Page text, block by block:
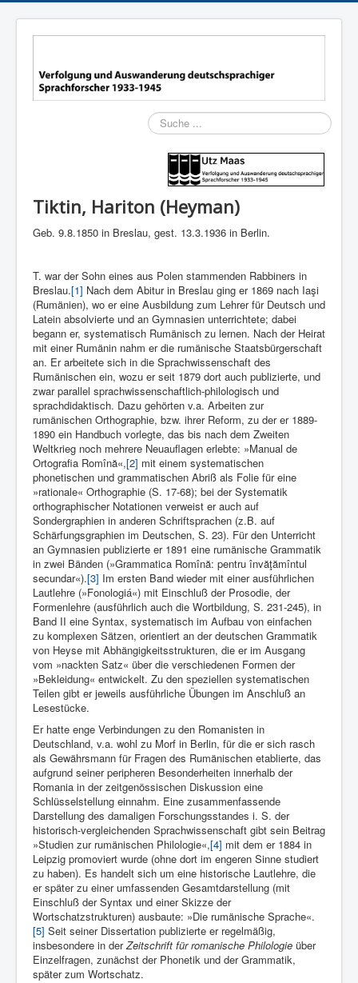
Suchen
Tiktin, Hariton (Heyman)
Geb. 9.8.1850 in Breslau, gest. 13.3.1936 in Berlin.
T. war der Sohn eines aus Polen stammenden Rabbiners in
Breslau.[1] Nach dem Abitur in Breslau ging er 1869 nach Iaşi
(Rumänien), wo er eine Ausbildung zum Lehrer für Deutsch und
Latein absolvierte und an Gymnasien unterrichtete; dabei
begann er, systematisch Rumänisch zu lernen. Nach der Heirat
mit einer Rumänin nahm er die rumänische Staatsbürgerschaft
an. Er arbeitete sich in die Sprachwissenschaft des
Rumänischen ein, wozu er seit 1879 dort auch publizierte, und
zwar parallel sprachwissenschaftlich-philologisch und
sprachdidaktisch. Dazu gehörten v.a. Arbeiten zur
rumänischen Orthographie, bzw. ihrer Reform, zu der er 1889-
1890 ein Handbuch vorlegte, das bis nach dem Zweiten
Weltkrieg noch mehrere Neuauflagen erlebte: »Manual de
Ortografia Romînă«,[2] mit einem systematischen
phonetischen und grammatischen Abriß als Folie für eine
»rationale« Orthographie (S. 17-68); bei der Systematik
orthographischer Notationen verweist er auch auf
Sondergraphien in anderen Schriftsprachen (z.B. auf
Schärfungsgraphien im Deutschen, S. 23). Für den Unterricht
an Gymnasien publizierte er 1891 eine rumänische Grammatik
in zwei Bänden (»Grammatica Romînă: pentru învăţămîntul
secundar«).[3] Im ersten Band wieder mit einer ausführlichen
Lautlehre (»Fonologiá«) mit Einschluß der Prosodie, der
Formenlehre (ausführlich auch die Wortbildung, S. 231-245), in
Band II eine Syntax, systematisch im Aufbau von einfachen
zu komplexen Sätzen, orientiert an der deutschen Grammatik
von Heyse mit Abhängigkeitsstrukturen, die er im Ausgang
vom »nackten Satz« über die verschiedenen Formen der
»Bekleidung« entwickelt. Zu den speziellen systematischen
Teilen gibt er jeweils ausführliche Übungen im Anschluß an
Lesestücke.
Er hatte enge Verbindungen zu den Romanisten in
Deutschland, v.a. wohl zu Morf in Berlin, für die er sich rasch
als Gewährsmann für Fragen des Rumänischen etablierte, das
aufgrund seiner peripheren Besonderheiten innerhalb der
Romania in der zeitgenössischen Diskussion eine
Schlüsselstellung einnahm. Eine zusammenfassende
Darstellung des damaligen Forschungsstandes i. S. der
historisch-vergleichenden Sprachwissenschaft gibt sein Beitrag
»Studien zur rumänischen Philologie«,[4] mit dem er 1884 in
Leipzig promoviert wurde (ohne dort im engeren Sinne studiert
zu haben). Es handelt sich um eine historische Lautlehre, die
er später zu einer umfassenden Gesamtdarstellung (mit
Einschluß der Syntax und einer Skizze der
Wortschatzstrukturen) ausbaute: »Die rumänische Sprache«.
[5] Seit seiner Dissertation publizierte er regelmäßig,
insbesondere in derZeitschrift für romanische Philologie über
Einzelfragen, zunächst der Phonetik und der Grammatik,
später zum Wortschatz.